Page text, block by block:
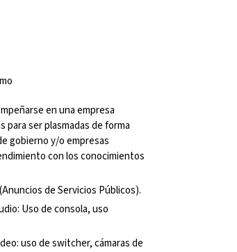
en una empresa
para ser plasmadas de forma
gobierno y/o empresas
con los conocimientos
de Servicios Públicos).
Uso de consola, uso
uso de switcher, cámaras de